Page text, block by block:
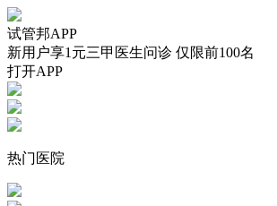
试管邦APP
新用户享1元三甲医生问诊 仅限前100名
打开APP
热门医院